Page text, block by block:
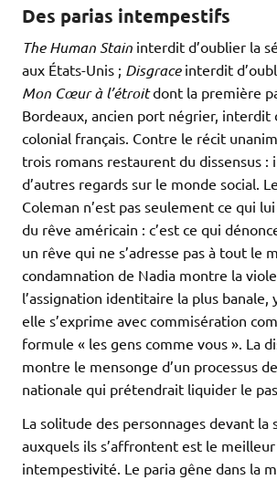
Des parias intempestifs
The Human Stain interdit d’oublier la
aux États-Unis ; Disgraceinterdit
Mon Cœur à l’étroitdont la première
Bordeaux, ancien port négrier, interdit
colonial français. Contre le récit
trois romans restaurent du dissensus :
d’autres regards sur le monde social.
Coleman n’est pas seulement ce qui
du rêve américain : c’est ce qui
un rêve qui ne s’adresse pas à tout le
condamnation de Nadia montre la
l’assignation identitaire la plus banale,
elle s’exprime avec commisération
formule « les gens comme vous ». La
montre le mensonge d’un processus
nationale qui prétendrait liquider le
La solitude des personnages devant la
auxquels ils s’affrontent est le
intempestivité. Le paria gêne dans la